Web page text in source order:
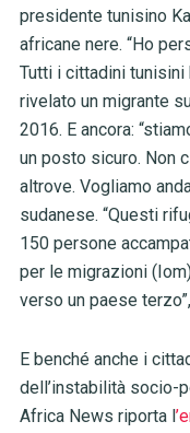
presidente tunisino
africane nere. “Ho
Tutti i cittadini tunisini
rivelato un migrante
2016. E ancora:
un posto sicuro. Non
altrove. Vogliamo
sudanese. “Questi
150 persone
per le migrazioni
verso un paese
E benché anche i
dell’instabilità socio-
Africa News riporta l